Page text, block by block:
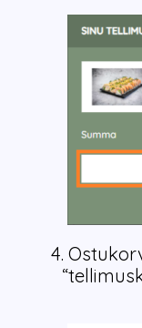
4.